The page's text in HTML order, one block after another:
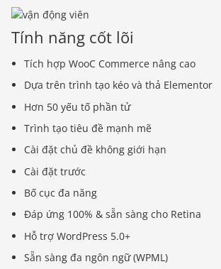
Tính năng cốt lõi
Tích hợp WooC Commerce nâng cao
Dựa trên trình tạo kéo và thả Elementor
Hơn 50 yếu tố phần tử
Trình tạo tiêu đề mạnh mẽ
Cài đặt chủ đề không giới hạn
Cài đặt trước
Bố cục đa năng
Đáp ứng 100% & sẵn sàng cho Retina
Hỗ trợ WordPress 5.0+
Sẵn sàng đa ngôn ngữ (WPML)